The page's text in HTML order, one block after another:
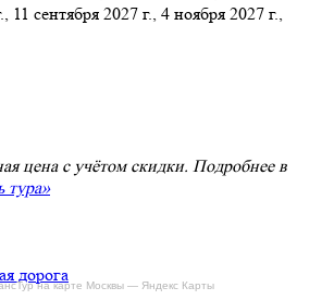
на карте Москвы — Яндекс Карты
11 сентября 2027 г., 4 ноября 2027 г.,
цена с учётом скидки. Подробнее в
тура»